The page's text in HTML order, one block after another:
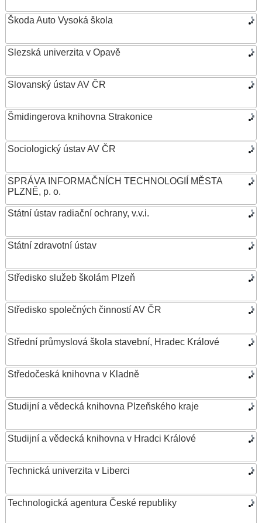
Škoda Auto Vysoká škola
Slezská univerzita v Opavě
Slovanský ústav AV ČR
Šmidingerova knihovna Strakonice
Sociologický ústav AV ČR
SPRÁVA INFORMAČNÍCH TECHNOLOGIÍ MĚSTA
PLZNĚ, p. o.
Státní ústav radiační ochrany, v.v.i.
Státní zdravotní ústav
Středisko služeb školám Plzeň
Středisko společných činností AV ČR
Střední průmyslová škola stavební, Hradec Králové
Středočeská knihovna v Kladně
Studijní a vědecká knihovna Plzeňského kraje
Studijní a vědecká knihovna v Hradci Králové
Technická univerzita v Liberci
Technologická agentura České republiky